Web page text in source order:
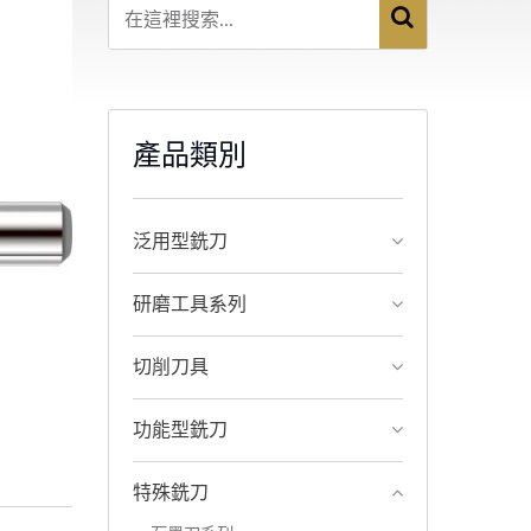
產品類別
泛用型銑刀
研磨工具系列
切削刀具
功能型銑刀
特殊銑刀